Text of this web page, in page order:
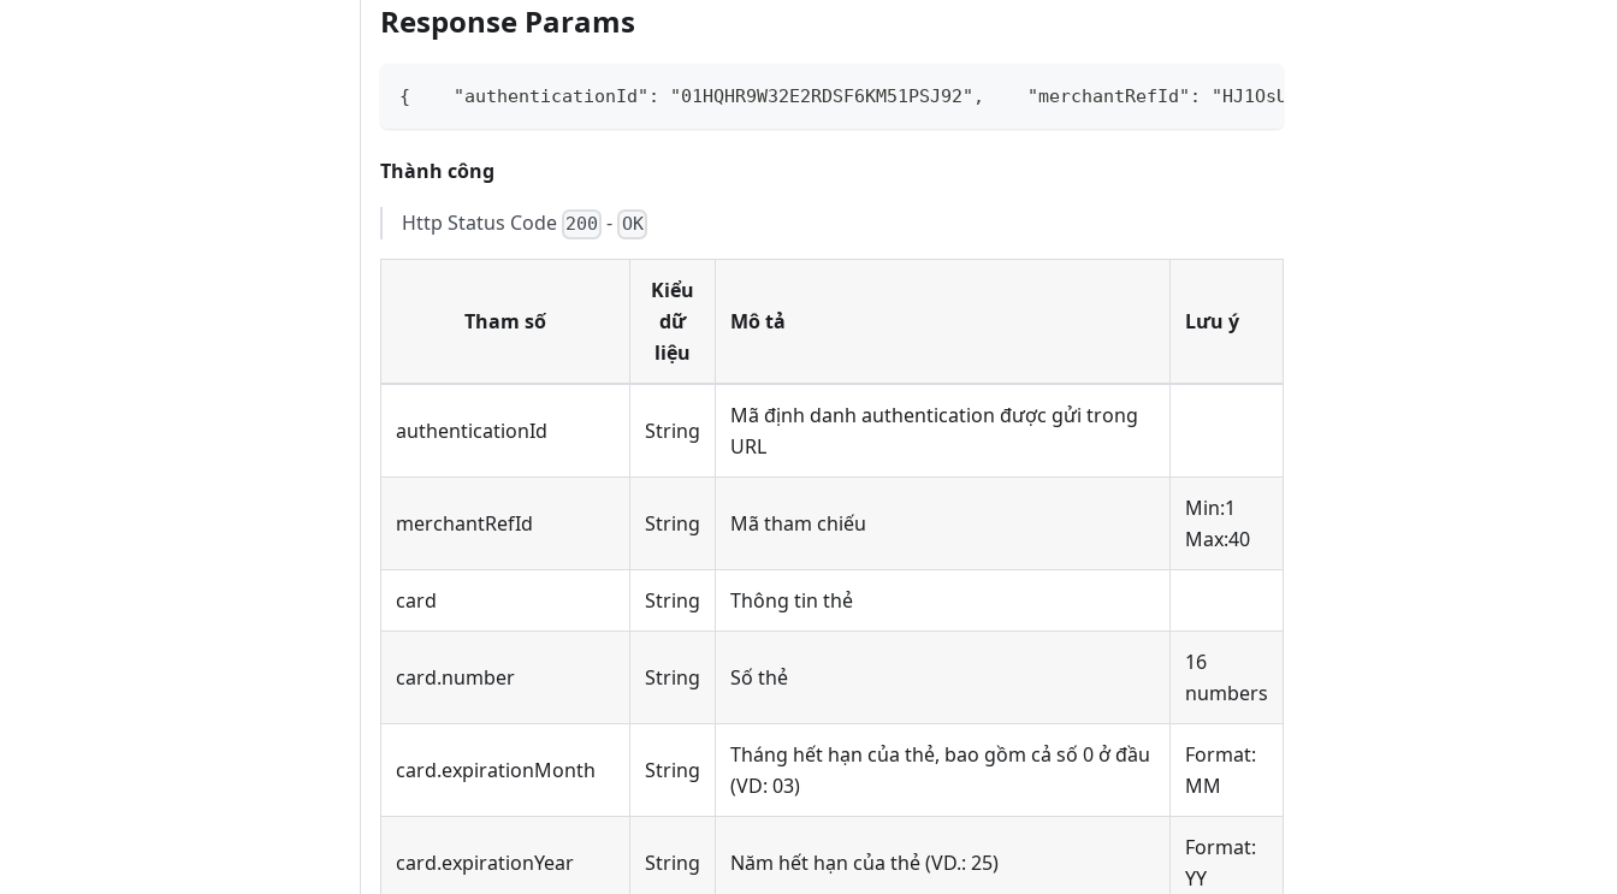
Response Params
{    "authenticationId": "01HQHR9W32E2RDSF6KM51PSJ92",    "merchantRefId": "HJ1OsUcDI",    "status":
Thành công
Http Status Code 200 - OK
Tham số
Kiểu
dữ
liệu
Mô tả Lưu ý
authenticationId String
Mã định danh authentication được gửi trong
URL
merchantRefId String Mã tham chiếu
Min:1
Max:40
card String Thông tin thẻ
card.number String Số thẻ
16
numbers
card.expirationMonth String
Tháng hết hạn của thẻ, bao gồm cả số 0 ở đầu
(VD: 03)
Format:
MM
card.expirationYear String Năm hết hạn của thẻ (VD.: 25)
Format:
YY